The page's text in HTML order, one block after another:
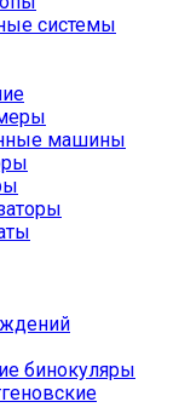
системы
машины
бинокуляры